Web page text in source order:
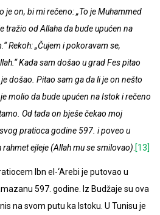
je on, bi mi rečeno: „To je Muhammed
tražio od Allaha da bude upućen na
Rekoh: „Čujem i pokoravam se,
Kada sam došao u grad Fes pitao
došao. Pitao sam ga da li je on nešto
molio da bude upućen na Istok i rečeno
Od tada on bješe čekao moj
pratioca godine 597. i poveo u
ejleje (Allah mu se smilovao) [13]
Ibn el-‘Arebi je putovao u
597. godine. Iz Budžaje su ova
na svom putu ka Istoku. U Tunisu je